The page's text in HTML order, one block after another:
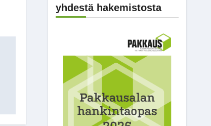
yhdestä hakemistosta